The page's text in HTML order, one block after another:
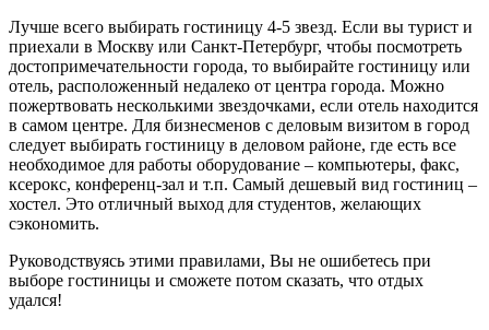
Лучше всего выбирать гостиницу 4-5 звезд. Если вы турист и
приехали в Москву или Санкт-Петербург, чтобы посмотреть
достопримечательности города, то выбирайте гостиницу или
отель, расположенный недалеко от центра города. Можно
пожертвовать несколькими звездочками, если отель находится
в самом центре. Для бизнесменов с деловым визитом в город
следует выбирать гостиницу в деловом районе, где есть все
необходимое для работы оборудование – компьютеры, факс,
ксерокс, конференц-зал и т.п. Самый дешевый вид гостиниц –
хостел. Это отличный выход для студентов, желающих
сэкономить.
Руководствуясь этими правилами, Вы не ошибетесь при
выборе гостиницы и сможете потом сказать, что отдых
удался!